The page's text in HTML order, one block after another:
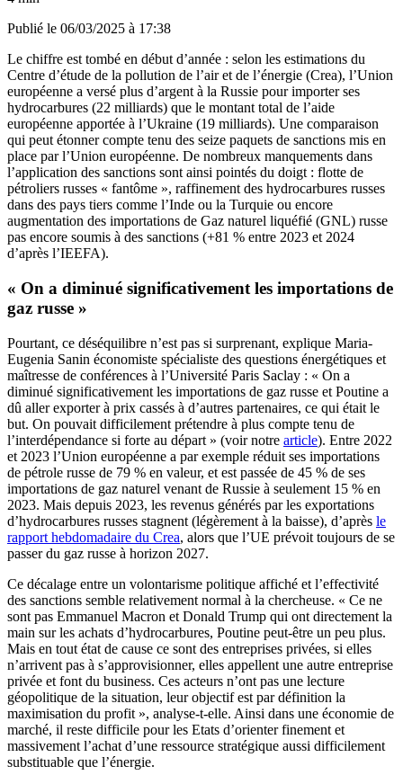
Publié le 06/03/2025 à 17:38
Le chiffre est tombé en début d’année : selon les estimations du
Centre d’étude de la pollution de l’air et de l’énergie (Crea), l’Union
européenne a versé plus d’argent à la Russie pour importer ses
hydrocarbures (22 milliards) que le montant total de l’aide
européenne apportée à l’Ukraine (19 milliards). Une comparaison
qui peut étonner compte tenu des seize paquets de sanctions mis en
place par l’Union européenne. De nombreux manquements dans
l’application des sanctions sont ainsi pointés du doigt : flotte de
pétroliers russes « fantôme », raffinement des hydrocarbures russes
dans des pays tiers comme l’Inde ou la Turquie ou encore
augmentation des importations de Gaz naturel liquéfié (GNL) russe
pas encore soumis à des sanctions (+81 % entre 2023 et 2024
d’après l’IEEFA).
« On a diminué significativement les importations de
gaz russe »
Pourtant, ce déséquilibre n’est pas si surprenant, explique Maria-
Eugenia Sanin économiste spécialiste des questions énergétiques et
maîtresse de conférences à l’Université Paris Saclay : « On a
diminué significativement les importations de gaz russe et Poutine a
dû aller exporter à prix cassés à d’autres partenaires, ce qui était le
but. On pouvait difficilement prétendre à plus compte tenu de
l’interdépendance si forte au départ » (voir notre article). Entre 2022
et 2023 l’Union européenne a par exemple réduit ses importations
de pétrole russe de 79 % en valeur, et est passée de 45 % de ses
importations de gaz naturel venant de Russie à seulement 15 % en
2023. Mais depuis 2023, les revenus générés par les exportations
d’hydrocarbures russes stagnent (légèrement à la baisse), d’après le
rapport hebdomadaire du Crea, alors que l’UE prévoit toujours de se
passer du gaz russe à horizon 2027.
Ce décalage entre un volontarisme politique affiché et l’effectivité
des sanctions semble relativement normal à la chercheuse. « Ce ne
sont pas Emmanuel Macron et Donald Trump qui ont directement la
main sur les achats d’hydrocarbures, Poutine peut-être un peu plus.
Mais en tout état de cause ce sont des entreprises privées, si elles
n’arrivent pas à s’approvisionner, elles appellent une autre entreprise
privée et font du business. Ces acteurs n’ont pas une lecture
géopolitique de la situation, leur objectif est par définition la
maximisation du profit », analyse-t-elle. Ainsi dans une économie de
marché, il reste difficile pour les Etats d’orienter finement et
massivement l’achat d’une ressource stratégique aussi difficilement
substituable que l’énergie.